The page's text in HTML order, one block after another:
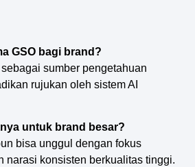
GSO bagi brand?
sumber pengetahuan
rujukan oleh sistem AI
untuk brand besar?
bisa unggul dengan fokus
narasi konsisten berkualitas tinggi.